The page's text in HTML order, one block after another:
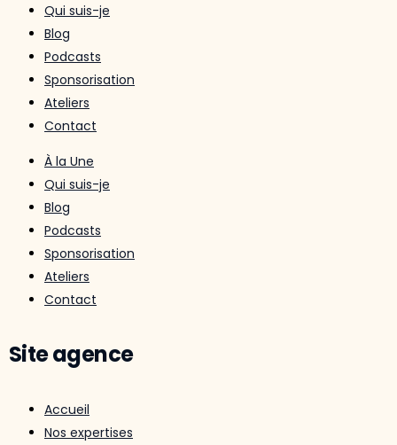
Qui suis-je
Blog
Podcasts
Sponsorisation
Ateliers
Contact
À la Une
Qui suis-je
Blog
Podcasts
Sponsorisation
Ateliers
Contact
Site agence
Accueil
Nos expertises